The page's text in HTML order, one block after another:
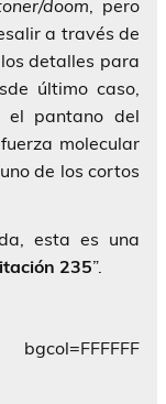
doom, pero
a través de
detalles para
último caso,
el pantano del
molecular
de los cortos
esta es una
235”.